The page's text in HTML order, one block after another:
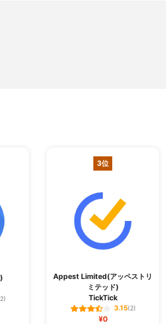
3位
Appest Limited(アッペストリ
ミテッド)
TickTick
3.15(2)
¥0